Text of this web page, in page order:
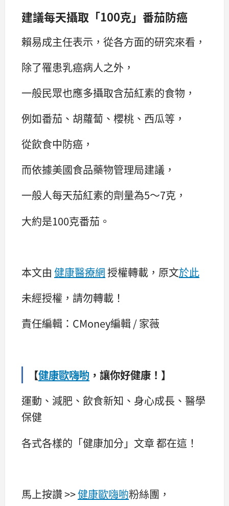
建議每天攝取「100克」番茄防癌
賴易成主任表示，從各方面的研究來看，
除了罹患乳癌病人之外，
一般民眾也應多攝取含茄紅素的食物，
例如番茄、胡蘿蔔、櫻桃、西瓜等，
從飲食中防癌，
而依據美國食品藥物管理局建議，
一般人每天茄紅素的劑量為5～7克，
大約是100克番茄。
本文由 健康醫療網授權轉載，原文於此
未經授權，請勿轉載！
責任編輯：CMoney編輯 / 家薇
【健康歐嗨喲 ，讓你好健康！】
運動、減肥、飲食新知、身心成長、醫學
保健
各式各樣的「健康加分」文章 都在這！
馬上按讚 >>健康歐嗨喲粉絲團，